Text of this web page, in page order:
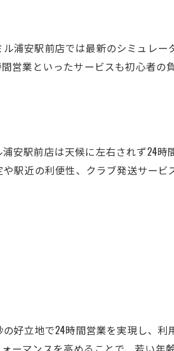
浦安駅前店では最新のシミュレー
営業といったサービスも初心者の
安駅前店は天候に左右されず24時
駅近の利便性、クラブ発送サービ
好立地で24時間営業を実現し、利